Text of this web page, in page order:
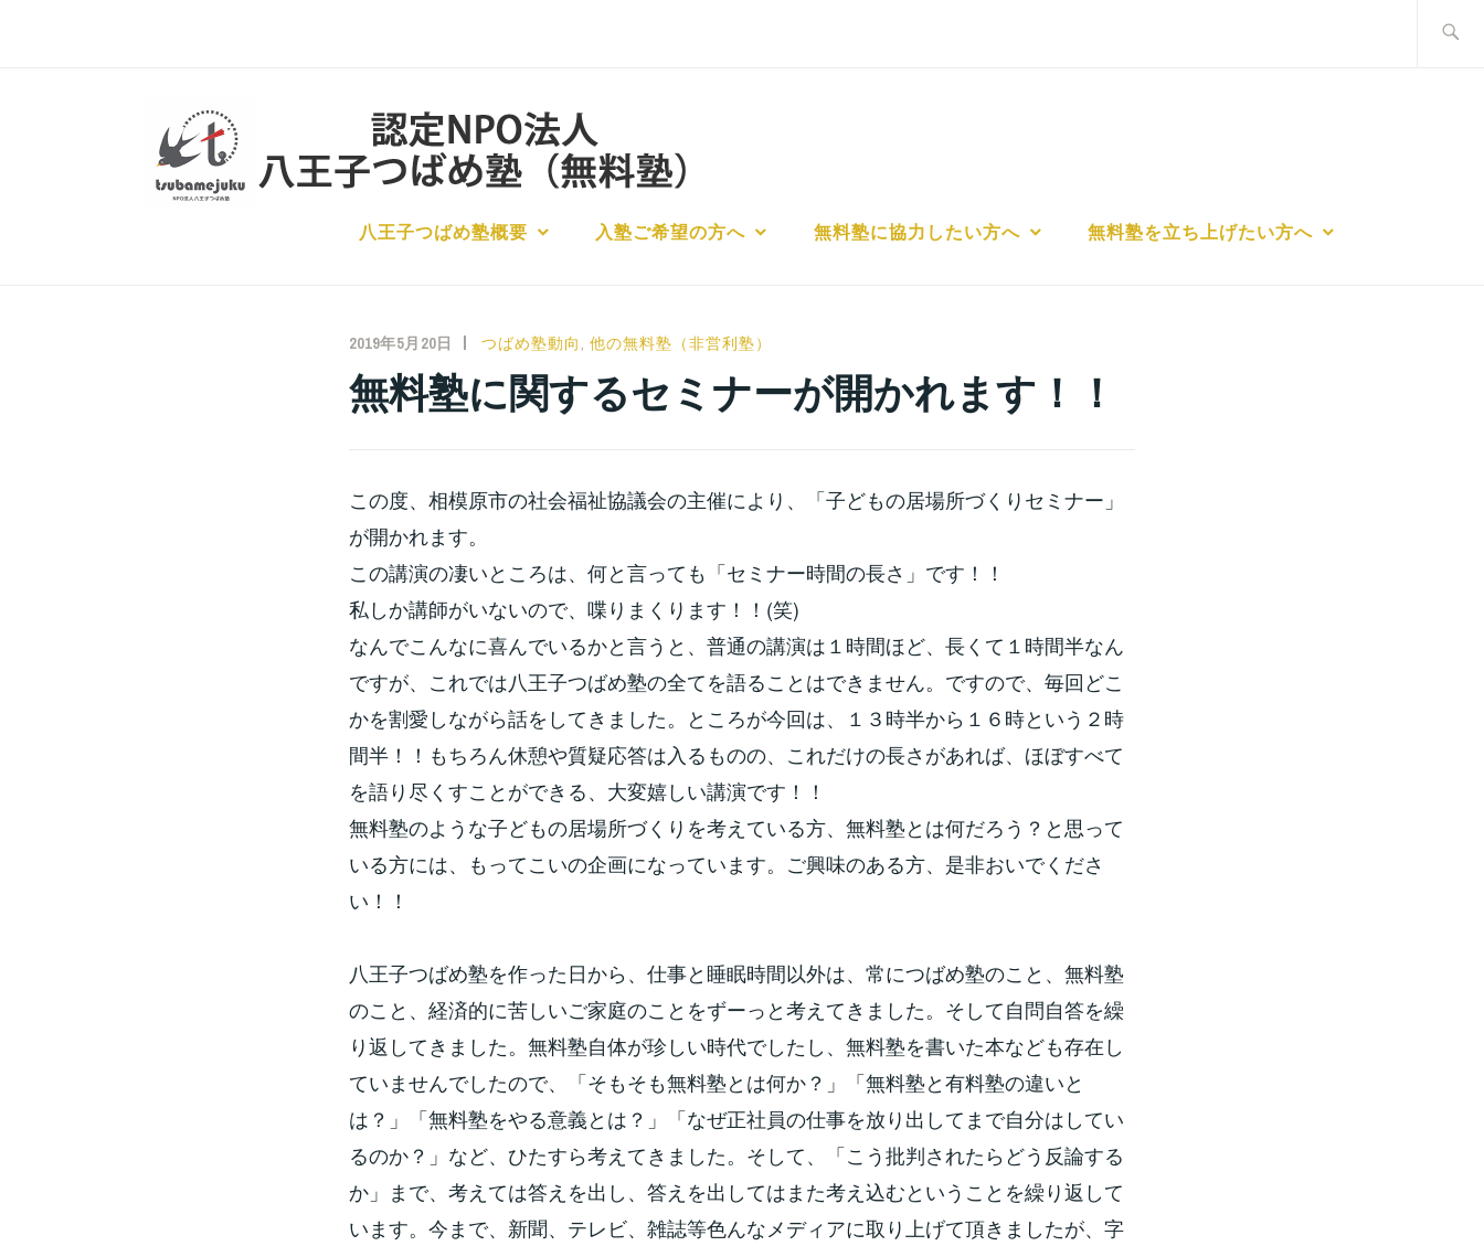
八王子つばめ塾概要 入塾ご希望の方へ 無料塾に協力したい方へ 無料塾を立ち上げたい方へ
2019年5月20日
小
位
つばめ塾動向 他の無料塾（非営利塾）
無料塾に関するセミナーが開かれます！！
この度、相模原市の社会福祉協議会の主催により、「子どもの居場所づくりセミナー」
が開かれます。
この講演の凄いところは、何と言っても「セミナー時間の長さ」です！！
私しか講師がいないので、喋りまくります！！(笑)
なんでこんなに喜んでいるかと言うと、普通の講演は１時間ほど、長くて１時間半なん
ですが、これでは八王子つばめ塾の全てを語ることはできません。ですので、毎回どこ
かを割愛しながら話をしてきました。ところが今回は、１３時半から１６時という２時
間半！！もちろん休憩や質疑応答は入るものの、これだけの長さがあれば、ほぼすべて
を語り尽くすことができる、大変嬉しい講演です！！
無料塾のような子どもの居場所づくりを考えている方、無料塾とは何だろう？と思って
いる方には、もってこいの企画になっています。ご興味のある方、是非おいでくださ
い！！
八王子つばめ塾を作った日から、仕事と睡眠時間以外は、常につばめ塾のこと、無料塾
のこと、経済的に苦しいご家庭のことをずーっと考えてきました。そして自問自答を繰
り返してきました。無料塾自体が珍しい時代でしたし、無料塾を書いた本なども存在し
ていませんでしたので、「そもそも無料塾とは何か？」「無料塾と有料塾の違いと
は？」「無料塾をやる意義とは？」「なぜ正社員の仕事を放り出してまで自分はしてい
るのか？」など、ひたすら考えてきました。そして、「こう批判されたらどう反論する
か」まで、考えては答えを出し、答えを出してはまた考え込むということを繰り返して
います。今まで、新聞、テレビ、雑誌等色んなメディアに取り上げて頂きましたが、字